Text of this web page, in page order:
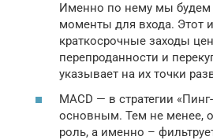
Именно по нему мы будем
моменты для входа. Этот
краткосрочные заходы
перепроданности и
указывает на их точки
MACD — в стратегии
основным. Тем не менее,
роль, а именно –